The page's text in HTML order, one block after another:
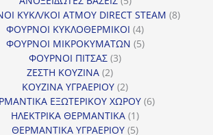
προϊόντα
ΚΥΚΛ/ΚΟΙ ΑΤΜΟΥ DIRECT STEAM 88
ΦΟΥΡΝΟΙ ΚΥΚΛΟΘΕΡΜΙΚΟΙ 44
προϊόντα
ΦΟΥΡΝΟΙ ΜΙΚΡΟΚΥΜΑΤΩΝ 55
ΦΟΥΡΝΟΙ ΠΙΤΣΑΣ 33
ΖΕΣΤΗ ΚΟΥΖΙΝΑ 22
προϊόντα
ΚΟΥΖΙΝΑ ΥΓΡΑΕΡΙΟΥ 22
προϊόντα
ΕΞΩΤΕΡΙΚΟΥ ΧΩΡΟΥ 66
ΗΛΕΚΤΡΙΚΑ ΘΕΡΜΑΝΤΙΚΑ 11
προϊόν
ΘΕΡΜΑΝΤΙΚΑ ΥΓΡΑΕΡΙΟΥ 55